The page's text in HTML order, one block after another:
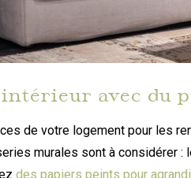
avec du
de votre logement pour les
murales sont à considérer
des papiers peints pour